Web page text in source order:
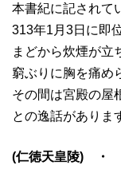
本書紀に記されて
313年1月3日に即
まどから炊煙が立
窮ぶりに胸を痛め
その間は宮殿の屋
との逸話がありま
(仁徳天皇陵) ・